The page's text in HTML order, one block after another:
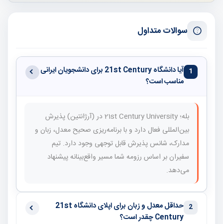
سوالات متداول
1
آیا دانشگاه 21st Century برای دانشجویان ایرانی
مناسب است؟
بله؛ 21st Century University در (آرژانتین) پذیرش
بین‌المللی فعال دارد و با برنامه‌ریزی صحیح معدل، زبان و
مدارک، شانس پذیرش قابل توجهی وجود دارد. تیم
سفیران بر اساس رزومه شما مسیر واقع‌بینانه پیشنهاد
می‌دهد.
2
حداقل معدل و زبان برای اپلای دانشگاه 21st
Century چقدر است؟